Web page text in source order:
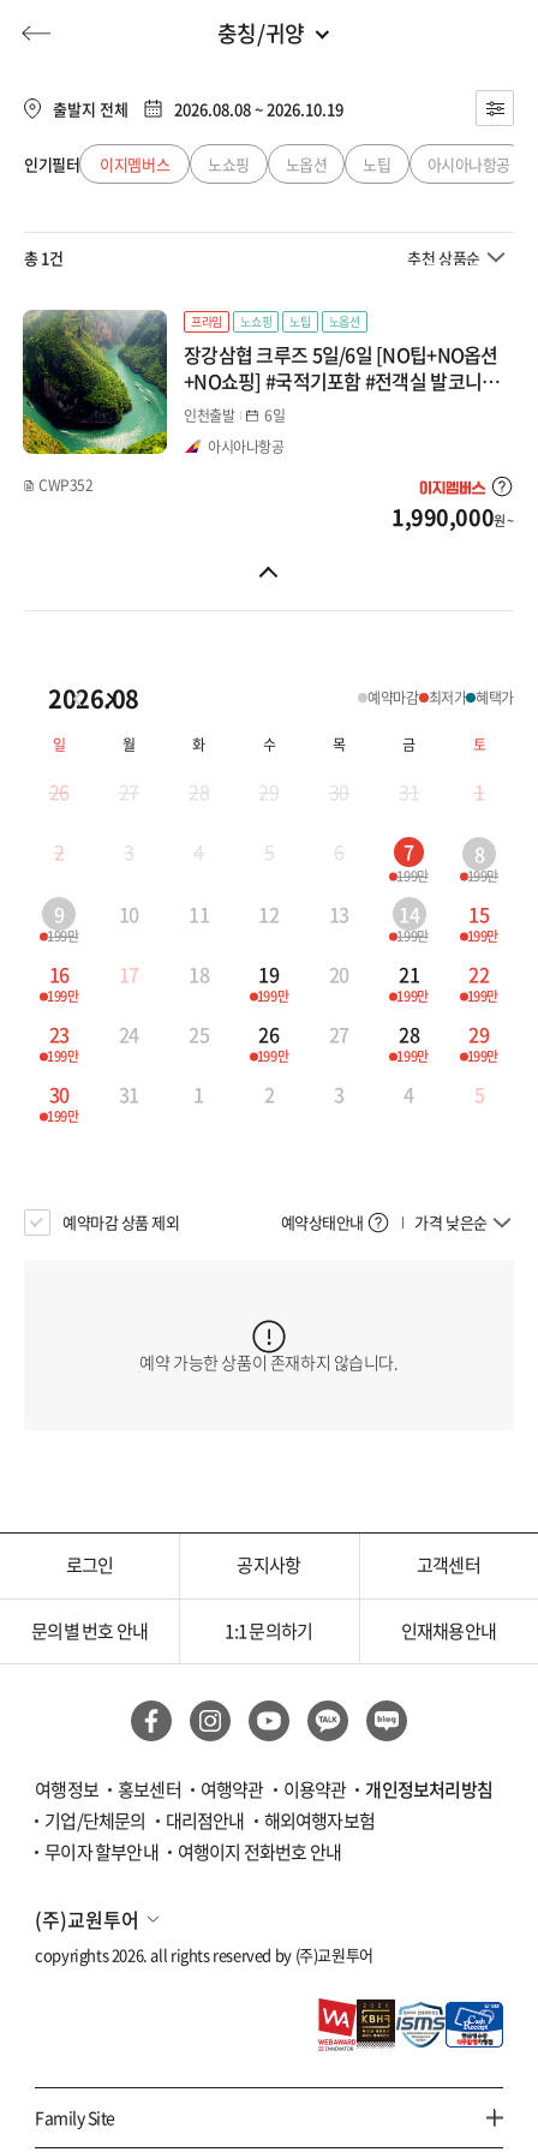
허니문 기획전/홈쇼핑 이벤트/혜택
투어플랜
허니문
충칭/귀양
유럽/아프리카
동남아
일본
대만/홍콩/마카오
미주/캐나다/중남미
호주/뉴질랜드
장가계
북경/천진/내몽골/서안
북경
천진
하얼빈
충칭/귀양
계림/구채구/곤명
하문
출발지 전체 2026.08.08 ~ 2026.10.19
인기필터 이지멤버스 노쇼핑 노옵션 노팁 아시아나항공
총 1건 추천 상품순
프라임 노쇼핑 노팁 노옵션
장강삼협 크루즈 5일/6일 [NO팁+NO옵션
+NO쇼핑] #국적기포함 #전객실 발코니룸
UP! #야경뷰식사포함 #발+전신마사지포함
인천출발
6일
아시아나항공
CWP352
1,990,000원 ~
2026.08
일 월 화 수 목 금 토
26 27 28 29 30 31 1
2 3 4 5 6 7
199만
8
199만
9
199만
10 11 12 13 14
199만
15
199만
16
199만
17 18 19
199만
20 21
199만
22
199만
23
199만
24 25 26
199만
27 28
199만
29
199만
30
199만
31 1 2 3 4 5
예약마감 최저가 혜택가
예약마감 상품 제외 예약상태안내 가격 낮은순
예약 가능한 상품이 존재하지 않습니다.
로그인 공지사항 고객센터
문의별 번호 안내 1:1 문의하기 인재채용안내
여행정보 홍보센터 여행약관 이용약관
개인정보처리방침
기업/단체문의
대리점안내
해외여행자보험
무이자 할부안내
여행이지 전화번호 안내
(주)교원투어
copyrights 2026. all rights reserved by (주)교원투어
Family Site